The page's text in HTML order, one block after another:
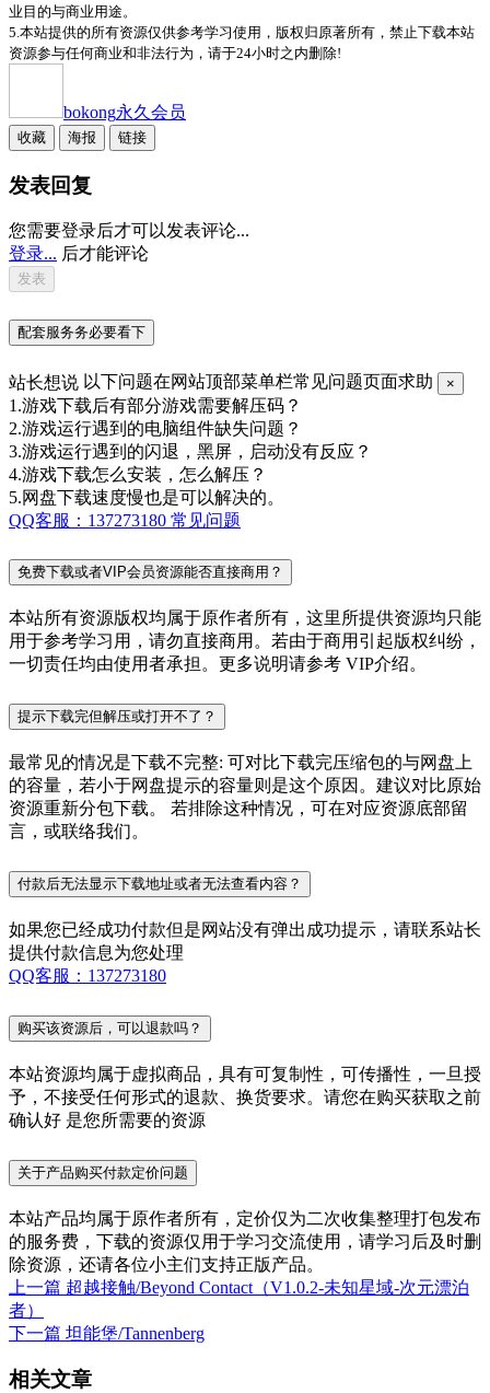
业目的与商业用途。
5.本站提供的所有资源仅供参考学习使用，版权归原著所有，禁止下载本站
资源参与任何商业和非法行为，请于24小时之内删除!
bokong永久会员
收藏 海报 链接
发表回复
您需要登录后才可以发表评论...
登录... 后才能评论
配套服务务必要看下
站长想说 以下问题在网站顶部菜单栏常见问题页面求助 ×
1.游戏下载后有部分游戏需要解压码？
2.游戏运行遇到的电脑组件缺失问题？
3.游戏运行遇到的闪退，黑屏，启动没有反应？
4.游戏下载怎么安装，怎么解压？
5.网盘下载速度慢也是可以解决的。
QQ客服：137273180 常见问题
免费下载或者VIP会员资源能否直接商用？
本站所有资源版权均属于原作者所有，这里所提供资源均只能
用于参考学习用，请勿直接商用。若由于商用引起版权纠纷，
一切责任均由使用者承担。更多说明请参考 VIP介绍。
提示下载完但解压或打开不了？
最常见的情况是下载不完整: 可对比下载完压缩包的与网盘上
的容量，若小于网盘提示的容量则是这个原因。建议对比原始
资源重新分包下载。 若排除这种情况，可在对应资源底部留
言，或联络我们。
付款后无法显示下载地址或者无法查看内容？
如果您已经成功付款但是网站没有弹出成功提示，请联系站长
提供付款信息为您处理
QQ客服：137273180
购买该资源后，可以退款吗？
本站资源均属于虚拟商品，具有可复制性，可传播性，一旦授
予，不接受任何形式的退款、换货要求。请您在购买获取之前
确认好 是您所需要的资源
关于产品购买付款定价问题
本站产品均属于原作者所有，定价仅为二次收集整理打包发布
的服务费，下载的资源仅用于学习交流使用，请学习后及时删
除资源，还请各位小主们支持正版产品。
上一篇 超越接触/Beyond Contact（V1.0.2-未知星域-次元漂泊
者）
下一篇 坦能堡/Tannenberg
相关文章